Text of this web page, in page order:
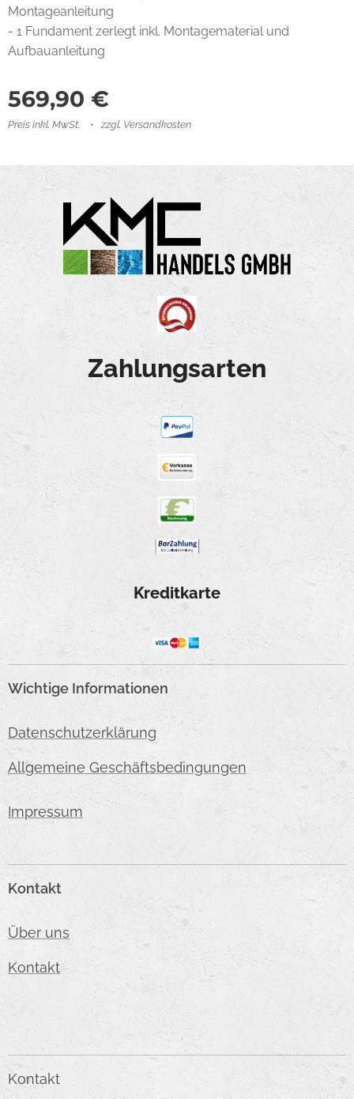
Montageanleitung
- 1 Fundament zerlegt inkl. Montagematerial und
Aufbauanleitung
569,90 €
Preis inkl. MwSt. zzgl. Versandkosten
Zahlungsarten
Kreditkarte
Wichtige Informationen
Datenschutzerklärung
Allgemeine Geschäftsbedingungen
Impressum
Kontakt
Über uns
Kontakt
Kontakt